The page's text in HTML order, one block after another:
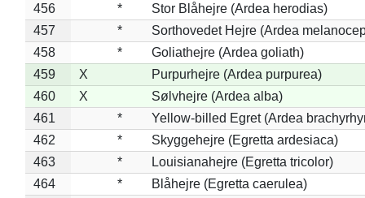
456
*
Stor Blåhejre (Ardea herodias)
457
*
Sorthovedet Hejre (Ardea
458
*
Goliathejre (Ardea goliath)
459
X
Purpurhejre (Ardea purpurea)
460
X
Sølvhejre (Ardea alba)
461
*
Yellow-billed Egret (Ardea
462
*
Skyggehejre (Egretta ardesiaca)
463
*
Louisianahejre (Egretta tricolor)
464
*
Blåhejre (Egretta caerulea)